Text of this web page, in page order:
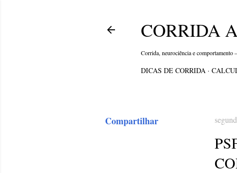
CORRIDA
Corrida, neurociência e
DICAS DE CORRIDA
Compartilhar